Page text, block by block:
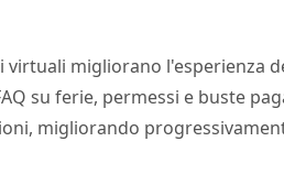
migliorano l'esperienza
su ferie, permessi e buste
migliorando